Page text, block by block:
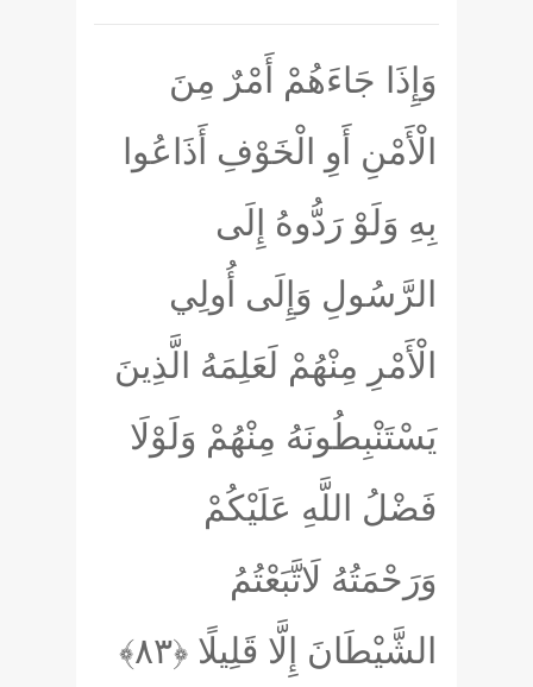
وَإِذَا جَاءَهُمْ أَمْرٌ مِنَ
الْأَمْنِ أَوِ الْخَوْفِ أَذَاعُوا
بِهِ وَلَوْ رَدُّوهُ إِلَى
الرَّسُولِ وَإِلَى أُولِي
الْأَمْرِ مِنْهُمْ لَعَلِمَهُ الَّذِينَ
يَسْتَنْبِطُونَهُ مِنْهُمْ وَلَوْلَا
فَضْلُ اللَّهِ عَلَيْكُمْ
وَرَحْمَتُهُ لَاتَّبَعْتُمُ
الشَّيْطَانَ إِلَّا قَلِيلًا ﴿۸۳﴾